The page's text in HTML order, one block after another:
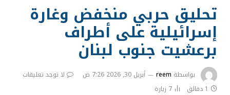
تحليق حربي منخفض وغارة
إسرائيلية على أطراف
برعشيت جنوب لبنان
بواسطة reem أبريل 30, 2026 7:26 ص
لا توجد تعليقات
1 دقائق
7 زيارة